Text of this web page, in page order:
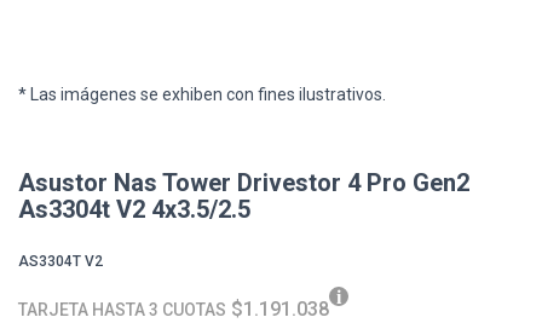
* Las imágenes se exhiben con fines ilustrativos.
Asustor Nas Tower Drivestor 4 Pro Gen2
As3304t V2 4x3.5/2.5
AS3304T V2
TARJETA HASTA 3 CUOTAS $1.191.038